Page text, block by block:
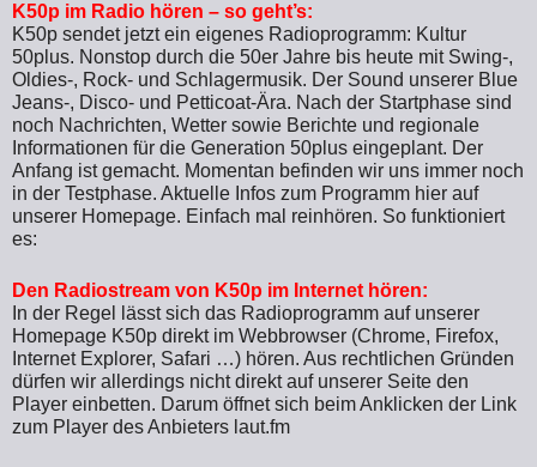
K50p im Radio hören – so geht’s:
K50p sendet jetzt ein eigenes Radioprogramm: Kultur
50plus. Nonstop durch die 50er Jahre bis heute mit Swing-,
Oldies-, Rock- und Schlagermusik. Der Sound unserer Blue
Jeans-, Disco- und Petticoat-Ära. Nach der Startphase sind
noch Nachrichten, Wetter sowie Berichte und regionale
Informationen für die Generation 50plus eingeplant. Der
Anfang ist gemacht. Momentan befinden wir uns immer noch
in der Testphase. Aktuelle Infos zum Programm hier auf
unserer Homepage. Einfach mal reinhören. So funktioniert
es:
Den Radiostream von K50p im Internet hören:
In der Regel lässt sich das Radioprogramm auf unserer
Homepage K50p direkt im Webbrowser (Chrome, Firefox,
Internet Explorer, Safari …) hören. Aus rechtlichen Gründen
dürfen wir allerdings nicht direkt auf unserer Seite den
Player einbetten. Darum öffnet sich beim Anklicken der Link
zum Player des Anbieters laut.fm